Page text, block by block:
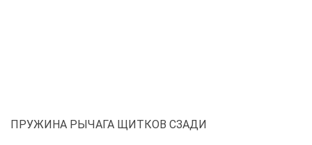
ПРУЖИНА РЫЧАГА ЩИТКОВ СЗАДИ